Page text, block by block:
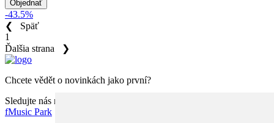
Objednať
-43.5%
❮ Späť
1
Ďalšia strana ❯
Chcete vědět o novinkách jako první?
Sledujte nás na facebooku
fMusic Park